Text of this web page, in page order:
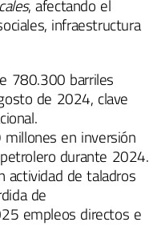
, afectando el
infraestructura
780.300 barriles
de 2024, clave
en inversión
durante 2024.
actividad de taladros
de
empleos directos e